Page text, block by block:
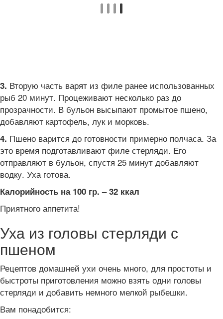
3. Вторую часть варят из филе ранее использованных
рыб 20 минут. Процеживают несколько раз до
прозрачности. В бульон высыпают промытое пшено,
добавляют картофель, лук и морковь.
4. Пшено варится до готовности примерно полчаса. За
это время подготавливают филе стерляди. Его
отправляют в бульон, спустя 25 минут добавляют
водку. Уха готова.
Калорийность на 100 гр. – 32 ккал
Приятного аппетита!
Уха из головы стерляди с
пшеном
Рецептов домашней ухи очень много, для простоты и
быстроты приготовления можно взять одни головы
стерляди и добавить немного мелкой рыбешки.
Вам понадобится: